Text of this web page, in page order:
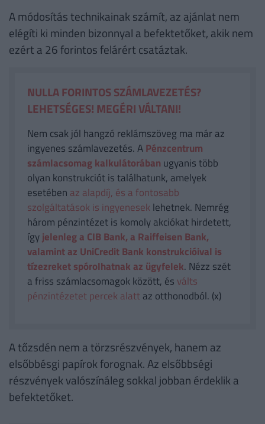
A módosítás technikainak számít, az ajánlat nem
elégíti ki minden bizonnyal a befektetőket, akik nem
ezért a 26 forintos felárért csatáztak.
NULLA FORINTOS SZÁMLAVEZETÉS?
LEHETSÉGES! MEGÉRI VÁLTANI!
Nem csak jól hangzó reklámszöveg ma már az
ingyenes számlavezetés. APénzcentrum
számlacsomag kalkulátorában ugyanis több
olyan konstrukciót is találhatunk, amelyek
esetében az alapdíj, és a fontosabb
szolgáltatások is ingyenesek lehetnek. Nemrég
három pénzintézet is komoly akciókat hirdetett,
ígyjelenleg a CIB Bank, a Raiffeisen Bank,
valamint az UniCredit Bank konstrukcióival is
tízezreket spórolhatnak az ügyfelek. Nézz szét
a friss számlacsomagok között, és válts
pénzintézetet percek alattaz otthonodból. (x)
A tőzsdén nem a törzsrészvények, hanem az
elsőbbésgi papírok forognak. Az elsőbbségi
részvények valószínáleg sokkal jobban érdeklik a
befektetőket.